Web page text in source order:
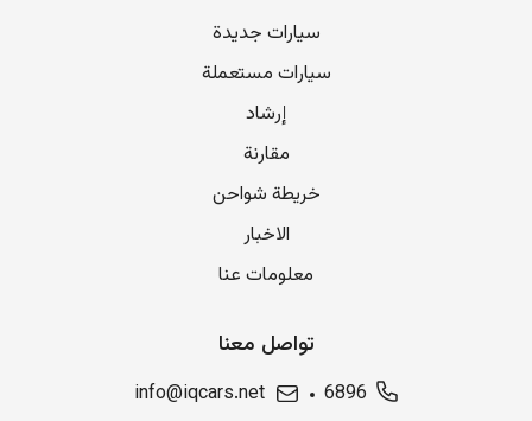
سيارات جديدة
سيارات مستعملة
إرشاد
مقارنة
خريطة شواحن
الاخبار
معلومات عنا
تواصل معنا
6896
info@iqcars.net